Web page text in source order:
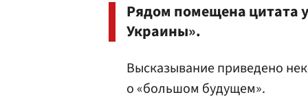
Рядом помещена цитата
Украины».
Высказывание приведено
о «большом будущем».